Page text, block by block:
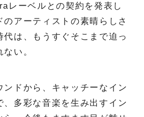
レーベルとの契約を発表し
のアーティストの素晴らしさ
代は、もうすぐそこまで迫っ
い。
ンドから、キャッチーなイン
、多彩な音楽を生み出すイン